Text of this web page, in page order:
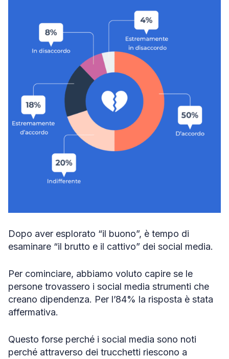
Dopo aver esplorato “il buono”, è tempo di
esaminare “il brutto e il cattivo” dei social media.
Per cominciare, abbiamo voluto capire se le
persone trovassero i social media strumenti che
creano dipendenza. Per l’84% la risposta è stata
affermativa.
Questo forse perché i social media sono noti
perché attraverso dei trucchetti riescono a